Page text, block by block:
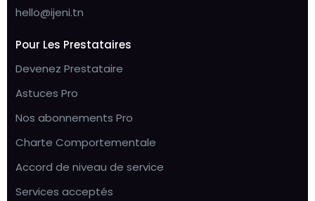
hello@ijeni.tn
Pour Les Prestataires
Devenez Prestataire
Astuces Pro
Nos abonnements Pro
Charte Comportementale
Accord de niveau de service
Services acceptés